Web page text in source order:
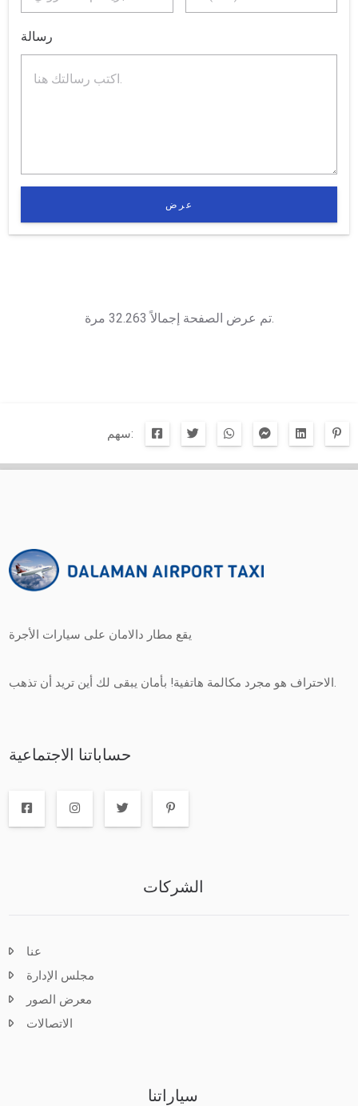
رسالة
عرض
تم عرض الصفحة إجمالاً 32.263 مرة.
سهم:
يقع مطار دالامان على سيارات الأجرة
الاحتراف هو مجرد مكالمة هاتفية! بأمان يبقى لك أين تريد أن تذهب.
حساباتنا الاجتماعية
الشركات
عنا
مجلس الإدارة
معرض الصور
الاتصالات
سياراتنا